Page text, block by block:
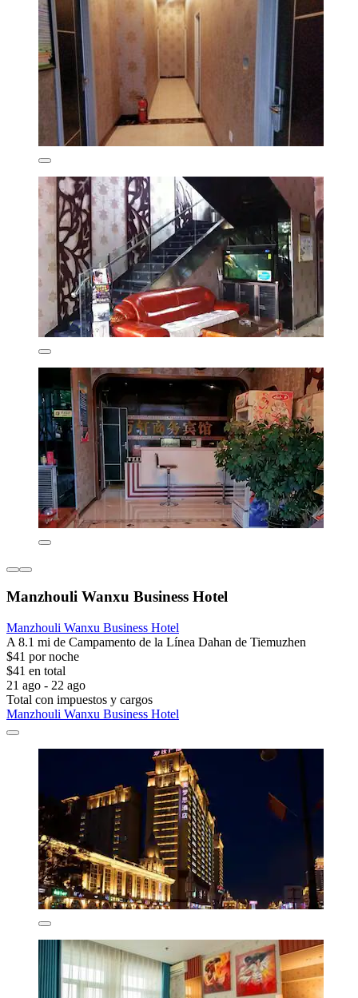
Manzhouli Wanxu Business Hotel
Manzhouli Wanxu Business Hotel
A 8.1 mi de Campamento de la Línea Dahan de Tiemuzhen
$41 por noche
$41 en total
21 ago - 22 ago
Total con impuestos y cargos
Manzhouli Wanxu Business Hotel